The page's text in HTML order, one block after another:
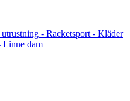
- Racketsport - Kläder
Linne dam